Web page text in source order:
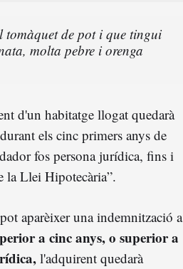
de pot i que tingui
molta pebre i orenga
d'un habitatge llogat quedarà
els cinc primers anys de
fos persona jurídica, fins i
la Llei Hipotecària”.
aparèixer una indemnització a
a cinc anys, o superior a
l'adquirent quedarà